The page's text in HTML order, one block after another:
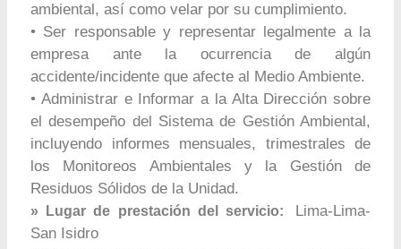
ambiental, así como velar por su cumplimiento.
• Ser responsable y representar legalmente a la
empresa ante la ocurrencia de algún
accidente/incidente que afecte al Medio Ambiente.
• Administrar e Informar a la Alta Dirección sobre
el desempeño del Sistema de Gestión Ambiental,
incluyendo informes mensuales, trimestrales de
los Monitoreos Ambientales y la Gestión de
Residuos Sólidos de la Unidad.
» Lugar de prestación del servicio:
Lima-Lima-
San Isidro